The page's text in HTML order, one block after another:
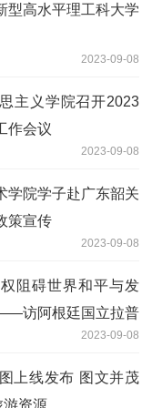
型高水平理工科大学
2023-09-08
主义学院召开2023
作会议
2023-09-08
学院学子赴广东韶关
策宣传
2023-09-08
阻碍世界和平与发
访阿根廷国立拉普
2023-09-08
上线发布 图文并茂